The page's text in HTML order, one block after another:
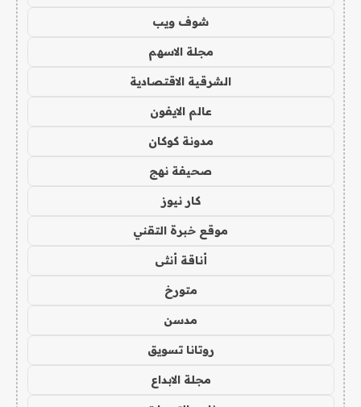
شوف ويب
مجلة الاسهم
الشرقية الاقتصادية
عالم الايفون
مدونة كوكان
صحيفة نهج
كار نيوز
موقع خبرة التقني
أناقة أنثى
متورخ
مدسن
روتانا تسويق
مجلة الابداع